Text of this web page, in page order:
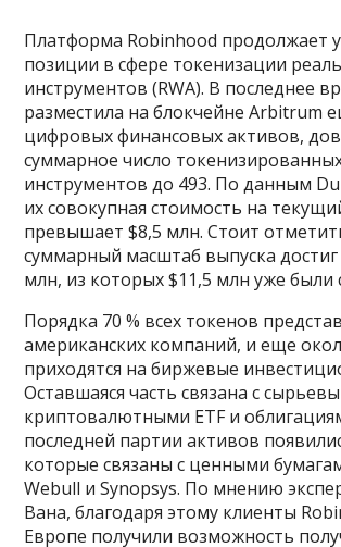
Платформа Robinhood продолжает
позиции в сфере токенизации
инструментов (RWA). В последнее
разместила на блокчейне Arbitrum
цифровых финансовых активов,
суммарное число
инструментов до 493. По данным
их совокупная стоимость на
превышает $8,5 млн. Стоит
суммарный масштаб выпуска достиг
млн, из которых $11,5 млн уже были
Порядка 70 % всех токенов
американских компаний, и еще
приходятся на биржевые
Оставшаяся часть связана с
криптовалютными ETF и
последней партии активов
которые связаны с ценными
Webull и Synopsys. По мнению
Вана, благодаря этому клиенты
Европе получили возможность